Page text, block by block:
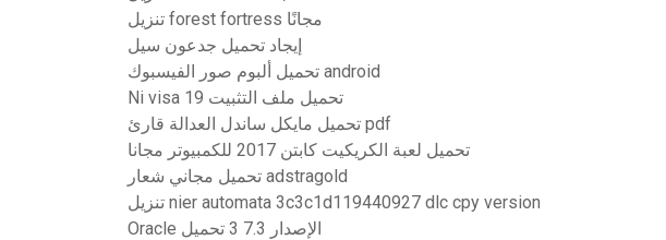
تنزيل forest fortress مجانًا
إيجاد تحميل جدعون سيل
تحميل ألبوم صور الفيسبوك android
Ni visa 19 تحميل ملف التثبيت
تحميل مايكل ساندل العدالة قارئ pdf
تحميل لعبة الكريكيت كابتن 2017 للكمبيوتر مجانا
تحميل مجاني شعار adstragold
تنزيل nier automata 3c3c1d119440927 dlc cpy version
Oracle الإصدار 7.3 3 تحميل